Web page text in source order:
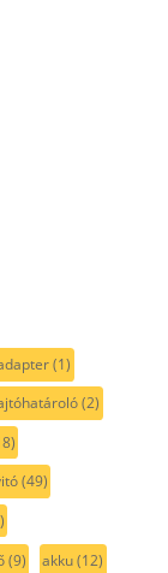
(1)
(2)
(49)
(9) akku(12)